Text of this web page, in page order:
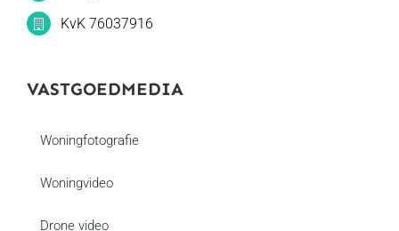
KvK 76037916
VASTGOEDMEDIA
Woningfotografie
Woningvideo
Drone video